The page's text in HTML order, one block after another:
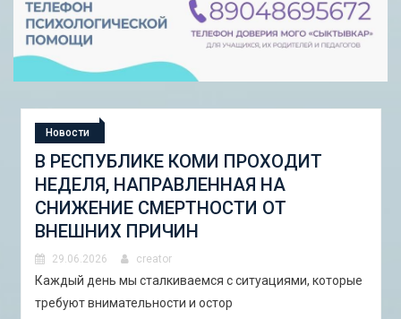
которые
СТУДЕНЧЕСКАЯ
«ШКОЛА ГОРОДСКИХ
ГОРОДСКОЙ НАБОР
И ПИЛОТНЫЕ ПРОЕКТЫ ДЛЯ
АСТРАХАНИ»
29.06.2026 creator
В Астрахани с 5 по 13 сентября 2026 года